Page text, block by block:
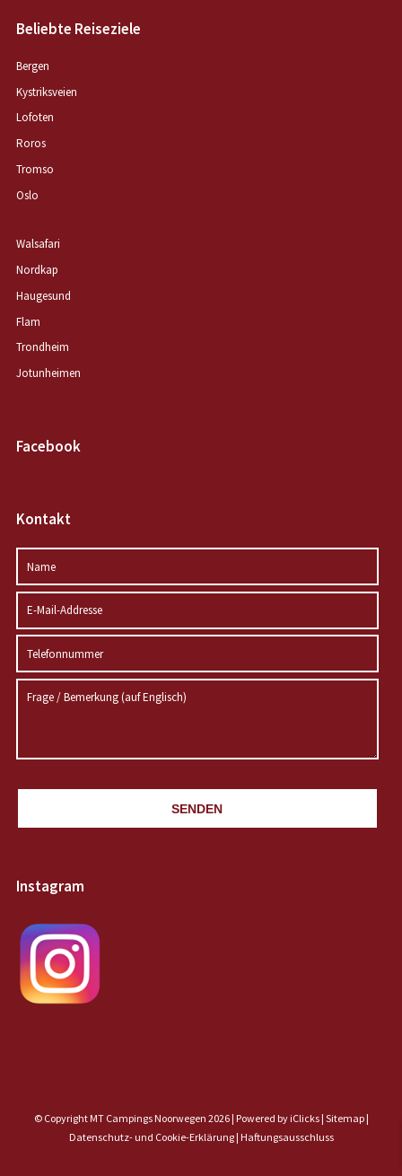
Beliebte Reiseziele
Bergen
Kystriksveien
Lofoten
Roros
Tromso
Oslo
Walsafari
Nordkap
Haugesund
Flam
Trondheim
Jotunheimen
Facebook
Kontakt
SENDEN
Instagram
© Copyright MT Campings Noorwegen 2026 | Powered by iClicks| Sitemap|
Datenschutz- und Cookie-Erklärung | Haftungsausschluss